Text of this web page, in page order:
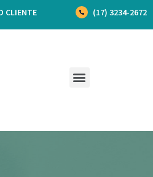
CLIENTE (17) 3234-2672